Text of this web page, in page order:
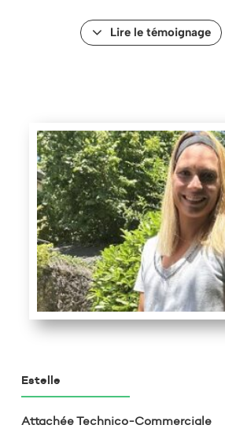
Lire le témoignage
Estelle
Attachée Technico-Commerciale